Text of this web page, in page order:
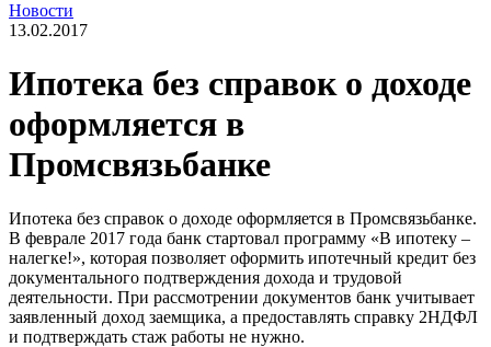
Новости
13.02.2017
Ипотека без справок о доходе
оформляется в
Промсвязьбанке
Ипотека без справок о доходе оформляется в Промсвязьбанке.
В феврале 2017 года банк стартовал программу «В ипотеку –
налегке!», которая позволяет оформить ипотечный кредит без
документального подтверждения дохода и трудовой
деятельности. При рассмотрении документов банк учитывает
заявленный доход заемщика, а предоставлять справку 2НДФЛ
и подтверждать стаж работы не нужно.